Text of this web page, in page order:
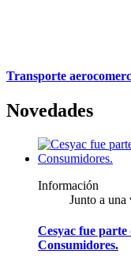
Transporte
Novedades
Información
Junto a una
Cesyac fue
Consumidores.